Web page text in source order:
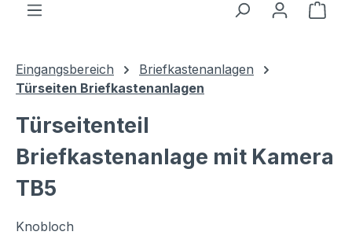
Eingangsbereich
Briefkastenanlagen
Türseiten Briefkastenanlagen
Türseitenteil
Briefkastenanlage mit Kamera
TB5
Knobloch